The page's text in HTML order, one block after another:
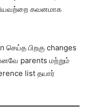
கவனமாக
செய்த பிறகு changes
parents மற்றும்
list தயார்